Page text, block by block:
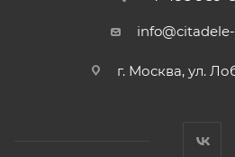
г. Москва, ул.